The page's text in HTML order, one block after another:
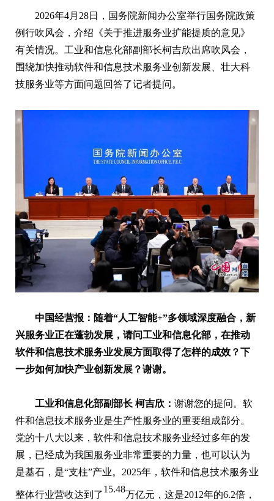
2026年4月28日，国务院新闻办公室举行国务院政策
例行吹风会，介绍《关于推进服务业扩能提质的意见》
有关情况。工业和信息化部副部长柯吉欣出席吹风会，
围绕加快推动软件和信息技术服务业创新发展、壮大科
技服务业等方面问题回答了记者提问。
中国经营报：随着“人工智能+”多领域深度融合，新
兴服务业正在蓬勃发展，请问工业和信息化部，在推动
软件和信息技术服务业发展方面取得了怎样的成效？下
一步如何加快产业创新发展？谢谢。
工业和信息化部副部长 柯吉欣： 谢谢您的提问。软
件和信息技术服务业是生产性服务业的重要组成部分。
党的十八大以来，软件和信息技术服务业经过多年的发
展，已经成为我国服务业非常重要的力量，也可以认为
是基石，是“支柱”产业。2025年，软件和信息技术服务业
整体行业营收达到了
15.48
万亿元，这是2012年的6.2倍，